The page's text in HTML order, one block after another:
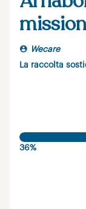
Wecare
La raccolta
36%